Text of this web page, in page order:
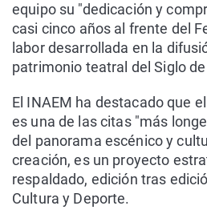
equipo su "dedicación y
casi cinco años al frente del
labor desarrollada en la
patrimonio teatral del Siglo
El INAEM ha destacado que
es una de las citas "más
del panorama escénico y
creación, es un proyecto
respaldado, edición tras
Cultura y Deporte.